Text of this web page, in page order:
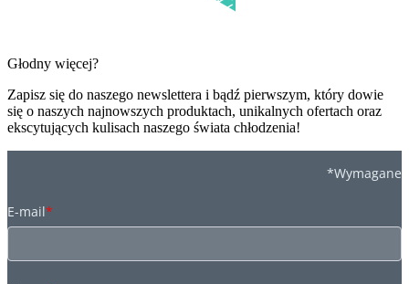
Głodny więcej?
Zapisz się do naszego newslettera i bądź pierwszym, który dowie
się o naszych najnowszych produktach, unikalnych ofertach oraz
ekscytujących kulisach naszego świata chłodzenia!
*Wymagane
E-mail*